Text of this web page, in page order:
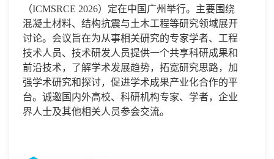
（ICMSRCE 2026）定在中国广州举行。主要围绕
混凝土材料、结构抗震与土木工程等研究领域展开
讨论。会议旨在为从事相关研究的专家学者、工程
技术人员、技术研发人员提供一个共享科研成果和
前沿技术，了解学术发展趋势，拓宽研究思路，加
强学术研究和探讨，促进学术成果产业化合作的平
台。诚邀国内外高校、科研机构专家、学者，企业
界人士及其他相关人员参会交流。